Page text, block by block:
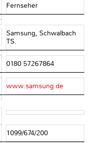
Fernseher
Samsung, Schwalbach
TS.
0180 57267864
www.samsung.de
1099/674/200